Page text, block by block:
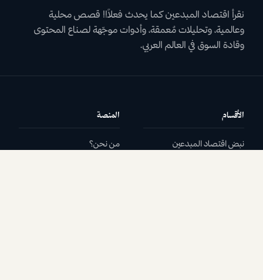
نقرأ اقتصاد المبدعين كما يحدث فعلاً!! قصص محلية
وعالمية، وتحليلات مٌعمقة، وأدوات موجّهة لصناع المحتوى
وقادة السوق في العالم العربي.
الأقسام
نبض اقتصاد المبدعين
المنصة
من نحن؟